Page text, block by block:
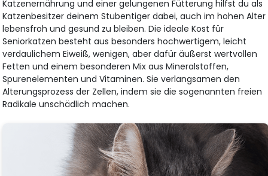
Katzenernährung und einer gelungenen Fütterung hilfst du als
Katzenbesitzer deinem Stubentiger dabei, auch im hohen Alter
lebensfroh und gesund zu bleiben. Die ideale Kost für
Seniorkatzen besteht aus besonders hochwertigem, leicht
verdaulichem Eiweiß, wenigen, aber dafür äußerst wertvollen
Fetten und einem besonderen Mix aus Mineralstoffen,
Spurenelementen und Vitaminen. Sie verlangsamen den
Alterungsprozess der Zellen, indem sie die sogenannten freien
Radikale unschädlich machen.